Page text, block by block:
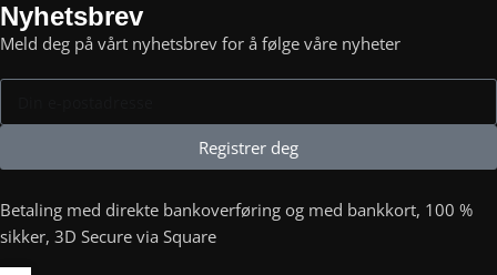
Nyhetsbrev
Meld deg på vårt nyhetsbrev for å følge våre nyheter
Registrer deg
Betaling med direkte bankoverføring og med bankkort, 100 %
sikker, 3D Secure via Square